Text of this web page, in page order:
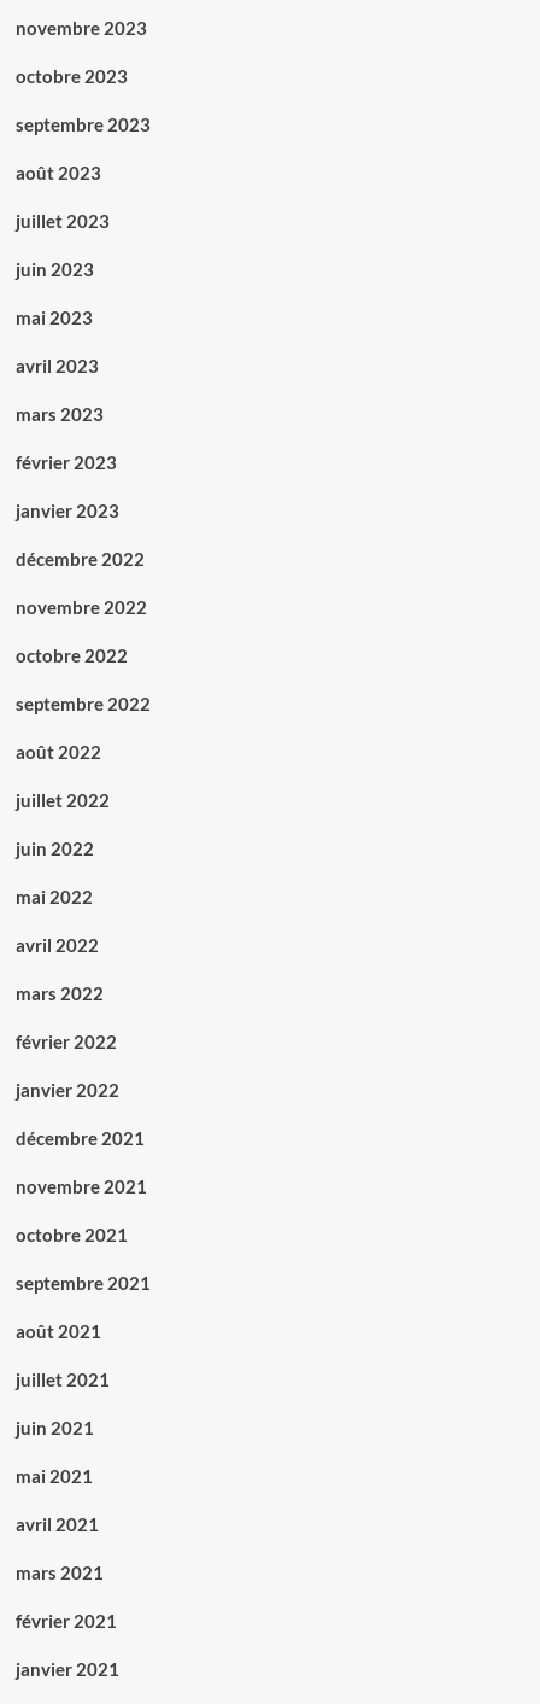
novembre 2023
octobre 2023
septembre 2023
août 2023
juillet 2023
juin 2023
mai 2023
avril 2023
mars 2023
février 2023
janvier 2023
décembre 2022
novembre 2022
octobre 2022
septembre 2022
août 2022
juillet 2022
juin 2022
mai 2022
avril 2022
mars 2022
février 2022
janvier 2022
décembre 2021
novembre 2021
octobre 2021
septembre 2021
août 2021
juillet 2021
juin 2021
mai 2021
avril 2021
mars 2021
février 2021
janvier 2021